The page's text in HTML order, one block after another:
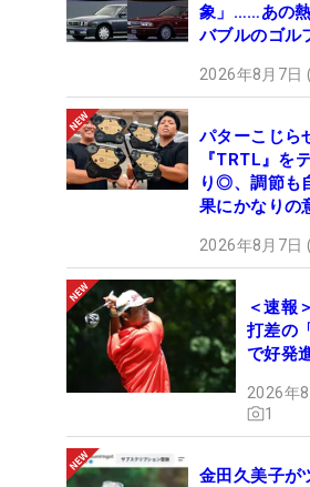
象」……あの
バブルのゴル
2026年8月7日
パターこじら
『TRTL』を
り◎、調節も
果にかなりの
2026年8月7日
＜速報
打差の
で好発
2026年
1
金田久美子が